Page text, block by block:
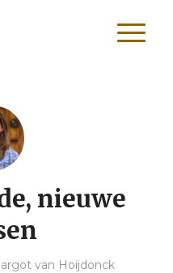
nieuwe
van Hoijdonck